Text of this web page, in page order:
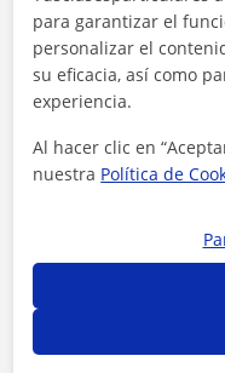
Tarifa
para garantizar el
personalizar el
su eficacia, así como
experiencia.
Al hacer clic en
nuestra Política de